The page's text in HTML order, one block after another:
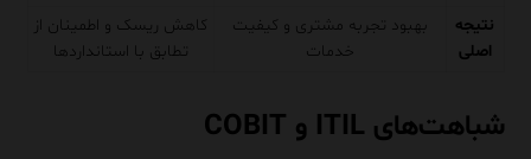
نتیجه
اصلی
بهبود تجربه مشتری و کیفیت
خدمات
کاهش ریسک و اطمینان از
تطابق با استانداردها
شباهت‌های ITIL و COBIT